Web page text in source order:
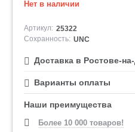
Нет в наличии
Артикул: 25322
Сохранность: UNC
Доставка в Ростове-
Варианты оплаты
Наши преимущества
Более 10 000 товаров!